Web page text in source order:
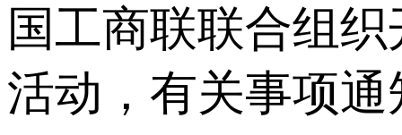
国工商联联合组
活动，有关事项